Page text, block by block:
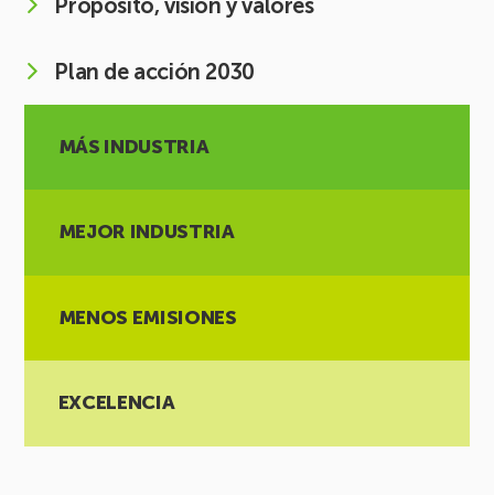
Plan de acción 2030
MÁS INDUSTRIA
MEJOR INDUSTRIA
MENOS EMISIONES
EXCELENCIA